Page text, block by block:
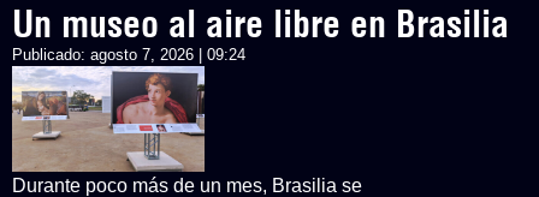
Un museo al aire libre en Brasilia
Publicado: agosto 7, 2026 | 09:24
Durante poco más de un mes, Brasilia se